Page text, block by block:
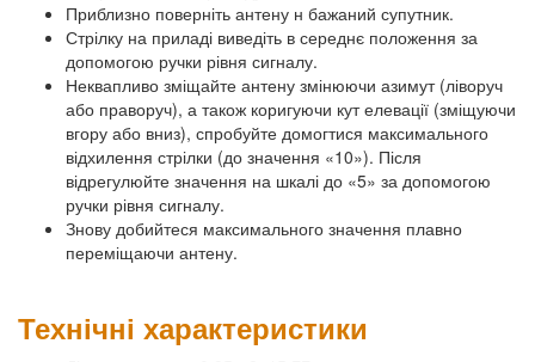
Приблизно поверніть антену н бажаний супутник.
Стрілку на приладі виведіть в середнє положення за
допомогою ручки рівня сигналу.
Неквапливо зміщайте антену змінюючи азимут (ліворуч
або праворуч), а також коригуючи кут елевації (зміщуючи
вгору або вниз), спробуйте домогтися максимального
відхилення стрілки (до значення «10»). Після
відрегулюйте значення на шкалі до «5» за допомогою
ручки рівня сигналу.
Знову добийтеся максимального значення плавно
переміщаючи антену.
Технічні характеристики